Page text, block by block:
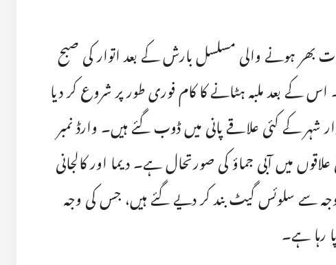
بھر ہونے والی مسلسل بارش کے بعد اتوار کی صبح
اس کے بعد ملبہ ہٹانے کا کام فوری طور پر شروع کر دیا
شہر کے کئی علاقے پانی میں ڈوب گئے ہیں۔ وارڈ نمبر
9 سمیت کئی علاقوں میں آبی جماؤ کی صورتحال ہے۔ دیما اور کالجانی
سے سلوئس گیٹ بند کر دیے گئے ہیں، جس کی وجہ
رہا ہے۔